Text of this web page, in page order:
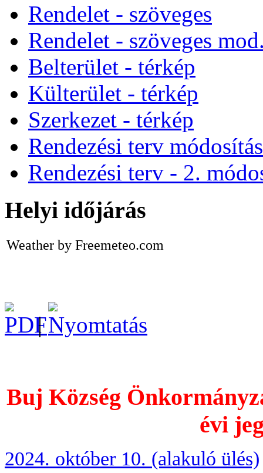
Rendelet - szöveges
Rendelet - szöveges
Belterület - térkép
Külterület - térkép
Szerkezet - térkép
Rendezési terv
Rendezési terv - 2.
Helyi időjárás
Weather by Freemeteo.com
|
Buj Község
évi
2024. október 10. (alakuló ülés)